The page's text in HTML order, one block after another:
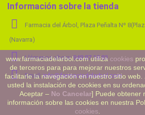
Información sobre la tienda
Farmacia del Árbol, Plaza Peñalta Nº
(Navarra)
Llámenos ahora:948 87 18 83
Email:info@farmaciadelarbol.com
www.farmaciadelarbol.com utiliza cookies
de terceros para para mejorar nuestros
facilitarle la navegación en nuestro sitio web.
usted la instalación de cookies en su
Aceptar – No Cancelar] Puede obtener
información sobre las cookies en nuestra
cookies